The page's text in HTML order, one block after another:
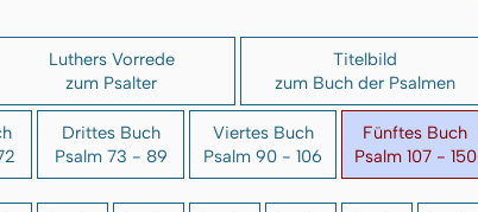
Luthers Vorrede
zum Psalter
Titelbild
zum Buch der Psalmen
Drittes Buch
Psalm 73 - 89
Viertes Buch
Psalm 90 - 106
Fünftes Buch
Psalm 107 - 150